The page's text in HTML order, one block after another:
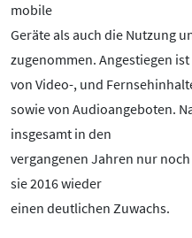
mobile
Geräte als auch die Nutzung
zugenommen. Angestiegen
von Video-, und
sowie von Audioangeboten.
insgesamt in den
vergangenen Jahren nur
sie 2016 wieder
einen deutlichen Zuwachs.